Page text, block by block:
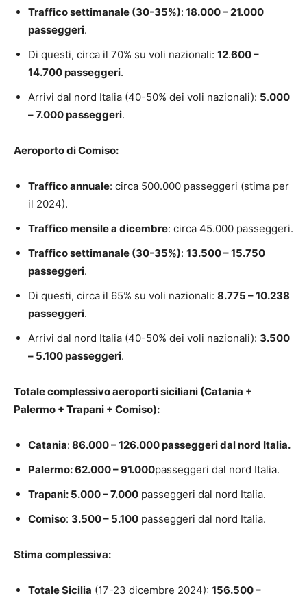
Traffico settimanale (30-35%): 18.000 – 21.000
passeggeri.
Di questi, circa il 70% su voli nazionali: 12.600 –
14.700 passeggeri.
Arrivi dal nord Italia (40-50% dei voli nazionali): 5.000
– 7.000 passeggeri.
Aeroporto di Comiso:
Traffico annuale: circa 500.000 passeggeri (stima per
il 2024).
Traffico mensile a dicembre: circa 45.000 passeggeri.
Traffico settimanale (30-35%): 13.500 – 15.750
passeggeri.
Di questi, circa il 65% su voli nazionali: 8.775 – 10.238
passeggeri.
Arrivi dal nord Italia (40-50% dei voli nazionali): 3.500
– 5.100 passeggeri.
Totale complessivo aeroporti siciliani (Catania +
Palermo + Trapani + Comiso):
Catania: 86.000 – 126.000 passeggeri dal nord Italia.
Palermo: 62.000 – 91.000passeggeri dal nord Italia.
Trapani: 5.000 – 7.000 passeggeri dal nord Italia.
Comiso: 3.500 – 5.100 passeggeri dal nord Italia.
Stima complessiva:
Totale Sicilia (17-23 dicembre 2024): 156.500 –